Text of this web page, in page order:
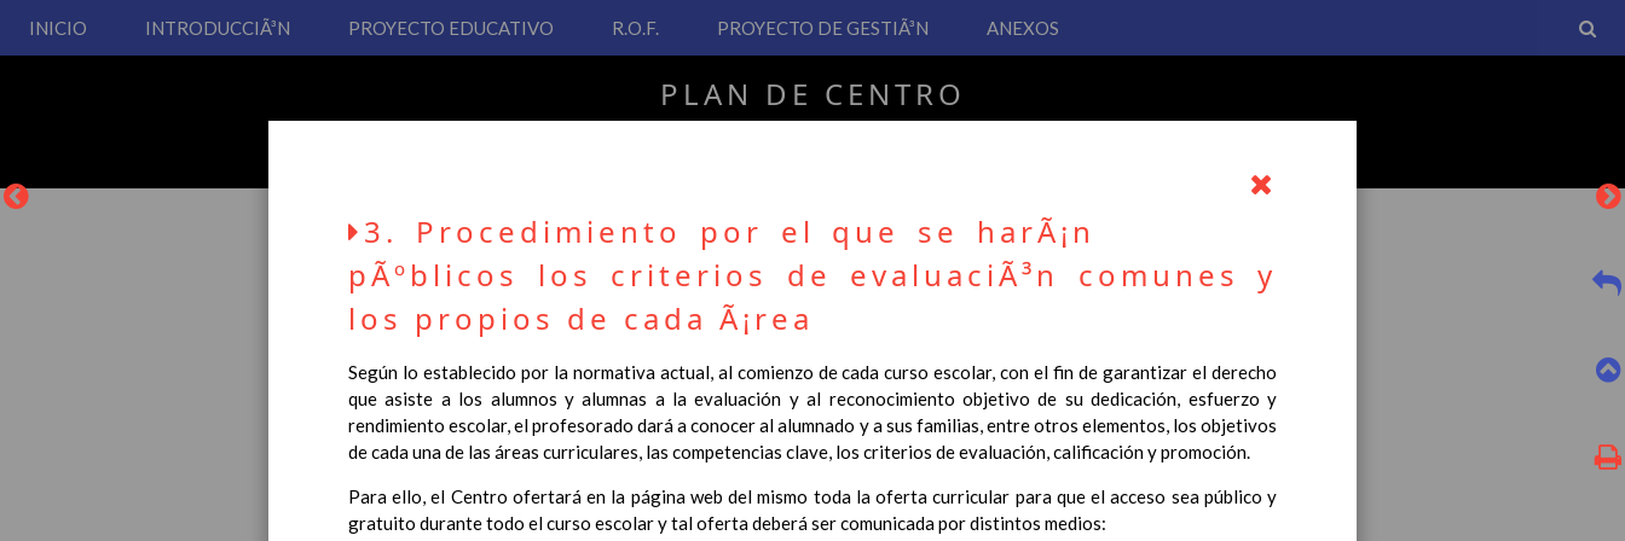
INICIO INTRODUCCIÃ³N PROYECTO EDUCATIVO R.O.F. PROYECTO DE GESTIÃ³N ANEXOS
PLAN DE CENTRO
PLAN DE CENTRO
La entrada en vigor del Real Decreto 126/2014, de 28 de febrero, por el que se establece el currículo básico de la
Educación Primaria, se ha hecho necesario la revisión y adecuación de nuestro Plan de Centro a esta normativa, el
cual usted podrá consultar desde este sitio web.
Esperamos que sea de su interés.
Contenido
3. Procedimiento por el que se harÃ¡n
pÃºblicos los criterios de evaluaciÃ³n comunes y
los propios de cada Ã¡rea
Según lo establecido por la normativa actual, al comienzo de cada curso escolar, con el fin de garantizar el derecho
que asiste a los alumnos y alumnas a la evaluación y al reconocimiento objetivo de su dedicación, esfuerzo y
rendimiento escolar, el profesorado dará a conocer al alumnado y a sus familias, entre otros elementos, los objetivos
de cada una de las áreas curriculares, las competencias clave, los criterios de evaluación, calificación y promoción.
Para ello, el Centro ofertará en la página web del mismo toda la oferta curricular para que el acceso sea público y
gratuito durante todo el curso escolar y tal oferta deberá ser comunicada por distintos medios: